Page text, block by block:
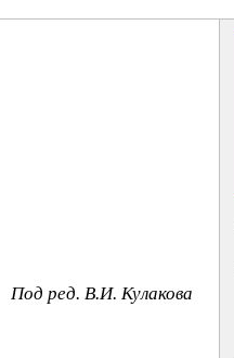
Под ред. В.И. Кулакова